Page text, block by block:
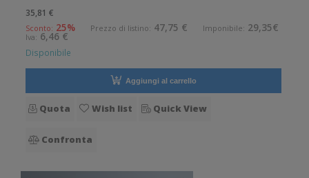
35,81 €
Sconto: 25% Prezzo di listino: 47,75 € Imponibile: 29,35€
Iva: 6,46 €
Disponibile
Aggiungi al carrello
Quota Wish list Quick View
Confronta